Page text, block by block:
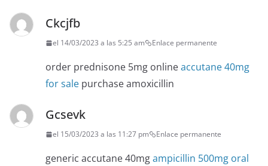
Ckcjfb
el 14/03/2023 a las 5:25 am Enlace permanente
order prednisone 5mg onlineaccutane 40mg
for sale purchase amoxicillin
Gcsevk
el 15/03/2023 a las 11:27 pm Enlace permanente
generic accutane 40mgampicillin 500mg oral